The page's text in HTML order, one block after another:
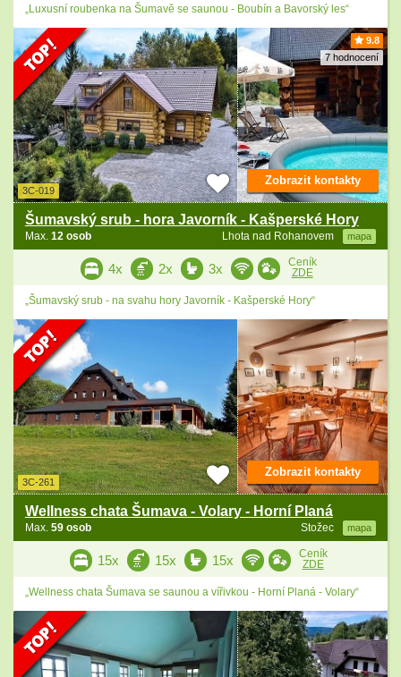
„Luxusní roubenka na Šumavě se saunou - Boubín a Bavorský les“
9.8
7 hodnocení
3C-019
Šumavský srub - hora Javorník - Kašperské Hory
Lhota nad Rohanovem mapa
Max. 12 osob
Zobrazit kontakty
4x 2x 3x
Ceník
ZDE
„Šumavský srub - na svahu hory Javorník - Kašperské Hory“
3C-261
Wellness chata Šumava - Volary - Horní Planá
Stožec mapa
Max. 59 osob
Zobrazit kontakty
15x 15x 15x
Ceník
ZDE
„Wellness chata Šumava se saunou a vířivkou - Horní Planá - Volary“